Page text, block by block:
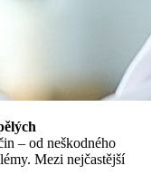
– od neškodného
Mezi nejčastější